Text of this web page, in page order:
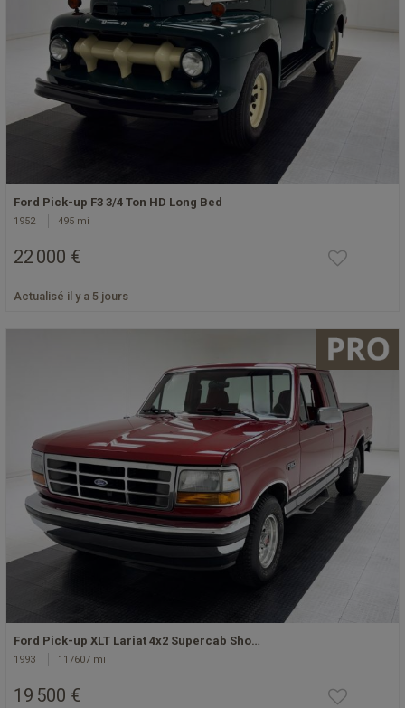
Ford Pick-up F3 3/4 Ton HD Long Bed
1952 495 mi
22 000 €
Actualisé il y a 5 jours
Ford Pick-up XLT Lariat 4x2 Supercab Sho…
1993 117607 mi
19 500 €